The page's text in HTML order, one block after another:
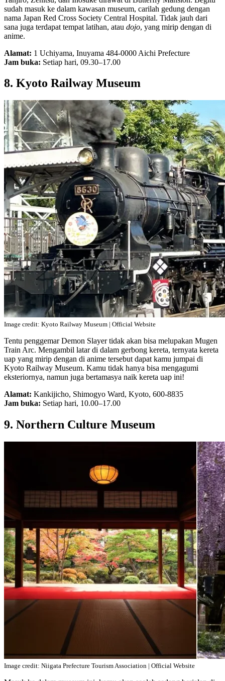
sudah masuk ke dalam kawasan museum, carilah gedung dengan
nama Japan Red Cross Society Central Hospital. Tidak jauh dari
sana juga terdapat tempat latihan, atau dojo, yang mirip dengan di
anime.
Alamat: 1 Uchiyama, Inuyama 484-0000 Aichi Prefecture
Jam buka: Setiap hari, 09.30–17.00
8. Kyoto Railway Museum
Image credit: Kyoto Railway Museum | Official Website
Tentu penggemar Demon Slayer tidak akan bisa melupakan Mugen
Train Arc. Mengambil latar di dalam gerbong kereta, ternyata kereta
uap yang mirip dengan di anime tersebut dapat kamu jumpai di
Kyoto Railway Museum. Kamu tidak hanya bisa mengagumi
eksteriornya, namun juga bertamasya naik kereta uap ini!
Alamat: Kankijicho, Shimogyo Ward, Kyoto, 600-8835
Jam buka: Setiap hari, 10.00–17.00
9. Northern Culture Museum
Image credit: Niigata Prefecture Tourism Association | Official Website